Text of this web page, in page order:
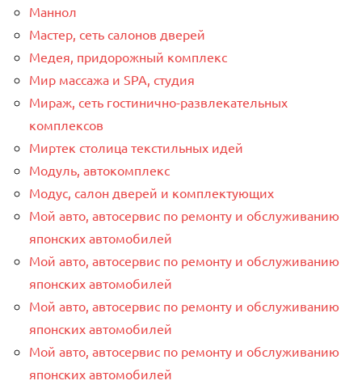
Маннол
Мастер, сеть салонов дверей
Медея, придорожный комплекс
Мир массажа и SPA, студия
Мираж, сеть гостинично-развлекательных
комплексов
Миртек столица текстильных идей
Модуль, автокомплекс
Модус, салон дверей и комплектующих
Мой авто, автосервис по ремонту и обслуживанию
японских автомобилей
Мой авто, автосервис по ремонту и обслуживанию
японских автомобилей
Мой авто, автосервис по ремонту и обслуживанию
японских автомобилей
Мой авто, автосервис по ремонту и обслуживанию
японских автомобилей